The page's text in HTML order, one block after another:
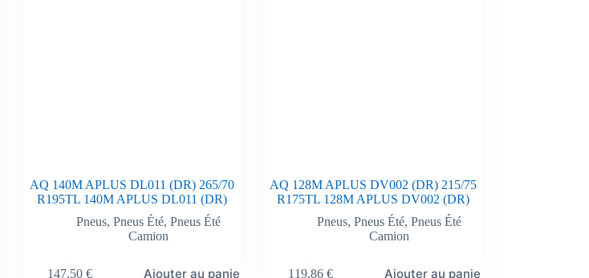
AQ 140M APLUS DL011 (DR) 265/70
R195TL 140M APLUS DL011 (DR)
Pneus, Pneus Été, Pneus Été
Camion
147,50€ Ajouter au panier
AQ 128M APLUS DV002 (DR) 215/75
R175TL 128M APLUS DV002 (DR)
Pneus, Pneus Été, Pneus Été
Camion
119,86€ Ajouter au panier